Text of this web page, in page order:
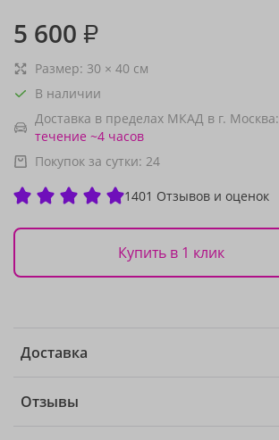
5 600 ₽
Размер: 30 × 40 см
В наличии
Доставка в пределах МКАД в г. Москва:
течение ~4 часов
Покупок за сутки: 24
1401 Отзывов и оценок
Купить в 1 клик
Доставка
Отзывы